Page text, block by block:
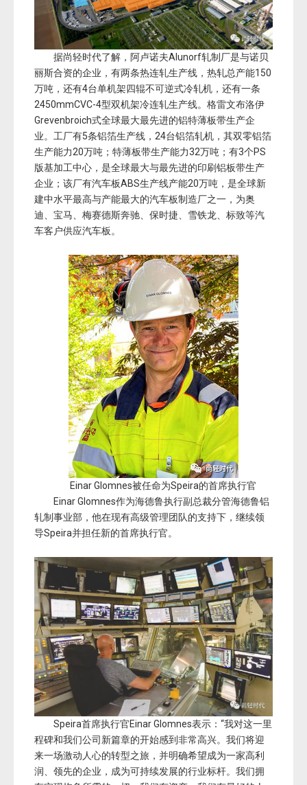
据尚轻时代了解，阿卢诺夫Alunorf轧制厂是与诺贝
丽斯合资的企业，有两条热连轧生产线，热轧总产能150
万吨，还有4台单机架四辊不可逆式冷轧机，还有一条
2450mmCVC-4型双机架冷连轧生产线。 格雷文布洛伊
Grevenbroich式全球最大最先进的铝特薄板带生产企
业。工厂有5条铝箔生产线，24台铝箔轧机，其双零铝箔
生产能力20万吨；特薄板带生产能力32万吨；有3个PS
版基加工中心，是全球最大与最先进的印刷铝板带生产
企业；该厂有汽车板ABS生产线产能20万吨，是全球新
建中水平最高与产能最大的汽车板制造厂之一，为奥
迪、宝马、梅赛德斯奔驰、保时捷、雪铁龙、标致等汽
车客户供应汽车板。
Einar Glomnes被任命为Speira的首席执行官
Einar Glomnes作为海德鲁执行副总裁分管海德鲁铝
轧制事业部，他在现有高级管理团队的支持下，继续领
导Speira并担任新的首席执行官。
Speira首席执行官Einar Glomnes表示：“我对这一里
程碑和我们公司新篇章的开始感到非常高兴。我们将迎
来一场激动人心的转型之旅，并明确希望成为一家高利
润、领先的企业，成为可持续发展的行业标杆。我们拥